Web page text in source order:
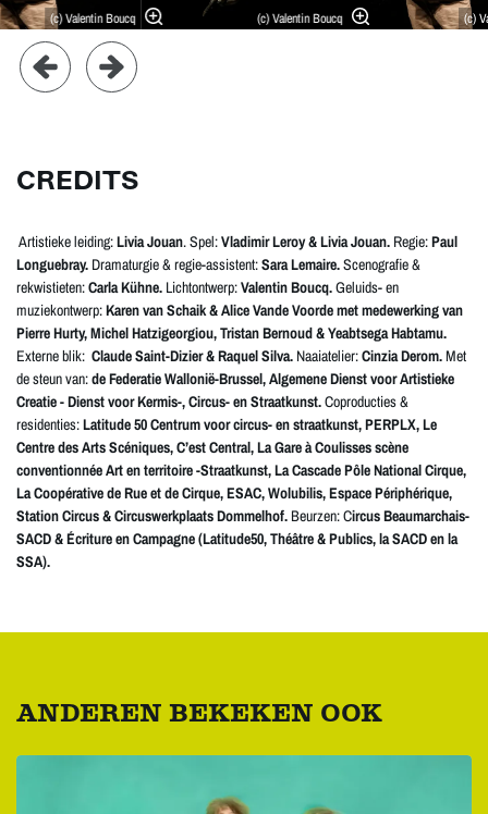
(c) Valentin Boucq (c) Valentin Boucq (c)
CREDITS
Artistieke leiding:Livia Jouan. Spel:Vladimir Leroy & Livia Jouan. Regie:Paul
Longuebray. Dramaturgie & regie-assistent:Sara Lemaire.Scenografie &
rekwistieten:Carla Kühne. Lichtontwerp:Valentin Boucq.Geluids- en
muziekontwerp:Karen van Schaik & Alice Vande Voorde met medewerking van
Pierre Hurty, Michel Hatzigeorgiou, Tristan Bernoud & Yeabtsega Habtamu.
Externe blik: Claude Saint-Dizier & Raquel Silva. Naaiatelier:Cinzia Derom.Met
de steun van:de Federatie Wallonië-Brussel, Algemene Dienst voor Artistieke
Creatie - Dienst voor Kermis-, Circus- en Straatkunst.Coproducties &
residenties:Latitude 50 Centrum voor circus- en straatkunst, PERPLX, Le
Centre des Arts Scéniques, C’est Central, La Gare à Coulisses scène
conventionnée Art en territoire -Straatkunst, La Cascade Pôle National Cirque,
La Coopérative de Rue et de Cirque, ESAC, Wolubilis, Espace Périphérique,
Station Circus & Circuswerkplaats Dommelhof. Beurzen: Circus Beaumarchais-
SACD & Écriture en Campagne (Latitude50, Théâtre & Publics, la SACD en la
SSA).
ANDEREN BEKEKEN OOK